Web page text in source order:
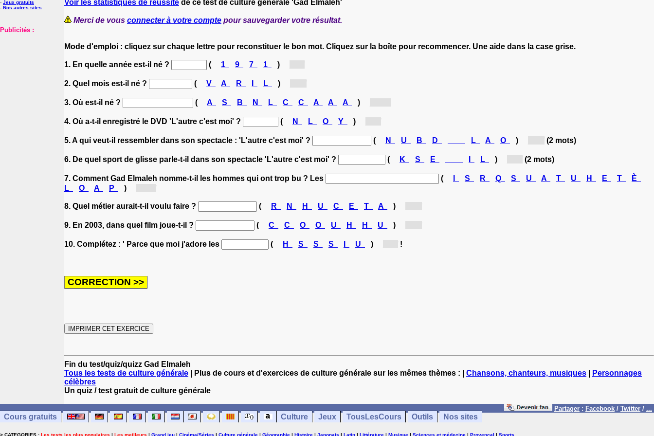
- Jeux gratuits
- Nos autres sites
Publicités :
Voir les statistiques de réussite de ce test de culture générale 'Gad Elmaleh'
Merci de vous connecter à votre compte pour sauvegarder votre résultat.
Mode d'emploi : cliquez sur chaque lettre pour reconstituer le bon mot. Cliquez sur la boîte pour recommencer. Une aide dans la case grise.
1. En quelle année est-il né ? ( 1 9 7 1 )
2. Quel mois est-il né ? ( V A R L )
3. Où est-il né ? ( A S B N L C C A A A )
4. Où a-t-il enregistré le DVD 'L'autre c'est moi' ? ( N L O Y )
5. A qui veut-il ressembler dans son spectacle : 'L'autre c'est moi' ? ( N U B D L A O ) (2 mots)
6. De quel sport de glisse parle-t-il dans son spectacle 'L'autre c'est moi' ? ( K S E L ) (2 mots)
7. Comment Gad Elmaleh nomme-t-il les hommes qui ont trop bu ? Les ( S R Q S U A T U H E T
È
L
O A P )
8. Quel métier aurait-t-il voulu faire ? ( R N H U C E T A )
9. En 2003, dans quel film joue-t-il ? ( C C O O U H H U )
10. Complétez : ' Parce que moi j'adore les ( H S S S U ) !
Fin du test/quiz/quizz Gad Elmaleh
Tous les tests de culture générale | Plus de cours et d'exercices de culture générale sur les mêmes thèmes : | Chansons, chanteurs, musiques
Personnages
célèbres
Un quiz / test gratuit de culture générale
Partager : Facebook / Twitter / ...
Cours gratuits Culture Jeux TousLesCours Outils Nos sites
> CATEGORIES : Les tests les plus populaires | Les meilleurs | Grand jeu | Cinéma/Séries | Culture générale | Géographie | Histoire | Japonais | Latin | Littérature | Musique | Sciences et médecine | Provençal | Sports